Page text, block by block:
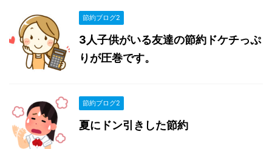
節約ブログ2
3人子供がいる友達の節約ドケチっぷ
りが圧巻です。
節約ブログ2
夏にドン引きした節約